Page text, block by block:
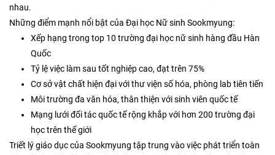
nhau.
Những điểm mạnh nổi bật của Đại học Nữ sinh Sookmyung:
Xếp hạng trong top 10 trường đại học nữ sinh hàng đầu Hàn
Quốc
Tỷ lệ việc làm sau tốt nghiệp cao, đạt trên 75%
Cơ sở vật chất hiện đại với thư viện số hóa, phòng lab tiên tiến
Môi trường đa văn hóa, thân thiện với sinh viên quốc tế
Mạng lưới đối tác quốc tế rộng khắp với hơn 200 trường đại
học trên thế giới
Triết lý giáo dục của Sookmyung tập trung vào việc phát triển toàn